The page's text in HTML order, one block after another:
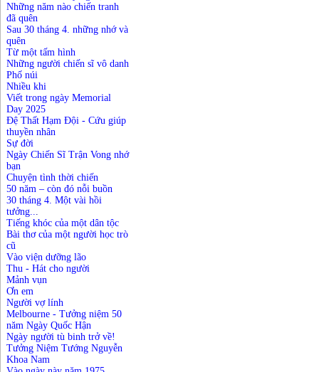
Những năm nào chiến tranh
đã quên
Sau 30 tháng 4. những nhớ và
quên
Từ một tấm hình
Những người chiến sĩ vô danh
Phố núi
Nhiều khi
Viết trong ngày Memorial
Day 2025
Đệ Thất Hạm Đội - Cứu giúp
thuyền nhân
Sự đời
Ngày Chiến Sĩ Trận Vong nhớ
bạn
Chuyện tình thời chiến
50 năm – còn đó nỗi buồn
30 tháng 4. Một vài hồi
tưởng..
Tiếng khóc của một dân tộc
Bài thơ của một người học trò
cũ
Vào viện dưỡng lão
Thu - Hát cho người
Mảnh vụn
Ơn em
Người vợ lính
Melbourne - Tưởng niệm 50
năm Ngày Quốc Hận
Ngày người tù binh trở về!
Tưởng Niệm Tướng Nguyễn
Khoa Nam